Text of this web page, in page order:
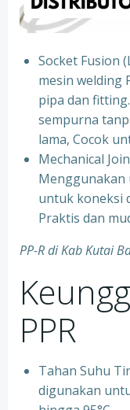
Socket Fusion
mesin welding
pipa dan
sempurna
lama, Cocok
⁠Mechanical
Menggunakan
untuk koneksi
Praktis dan
PP-R di Kab Kutai
PPR
Tahan Suhu
digunakan